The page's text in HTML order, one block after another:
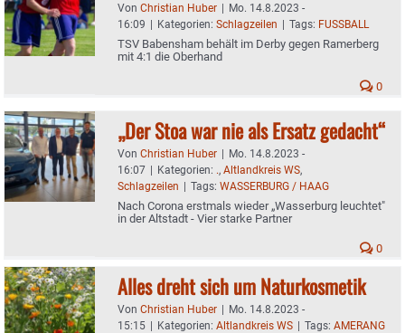
Von Christian Huber | Mo. 14.8.2023 -
16:09 | Kategorien: Schlagzeilen | Tags: FUSSBALL
TSV Babensham behält im Derby gegen Ramerberg
mit 4:1 die Oberhand
0
„Der Stoa war nie als Ersatz gedacht“
Von Christian Huber | Mo. 14.8.2023 -
16:07 | Kategorien: ., Altlandkreis WS,
Schlagzeilen | Tags: WASSERBURG / HAAG
Nach Corona erstmals wieder „Wasserburg leuchtet"
in der Altstadt - Vier starke Partner
0
Alles dreht sich um Naturkosmetik
Von Christian Huber | Mo. 14.8.2023 -
15:15 | Kategorien: Altlandkreis WS | Tags: AMERANG